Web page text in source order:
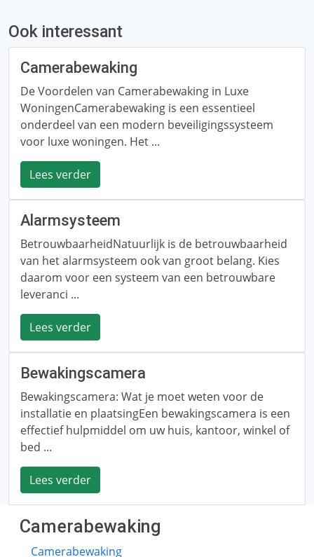
Ook interessant
Camerabewaking
De Voordelen van Camerabewaking in Luxe
WoningenCamerabewaking is een essentieel
onderdeel van een modern beveiligingssysteem
voor luxe woningen. Het ...
Lees verder
Alarmsysteem
BetrouwbaarheidNatuurlijk is de betrouwbaarheid
van het alarmsysteem ook van groot belang. Kies
daarom voor een systeem van een betrouwbare
leveranci ...
Lees verder
Bewakingscamera
Bewakingscamera: Wat je moet weten voor de
installatie en plaatsingEen bewakingscamera is een
effectief hulpmiddel om uw huis, kantoor, winkel of
bed ...
Lees verder
Camerabewaking
Camerabewaking